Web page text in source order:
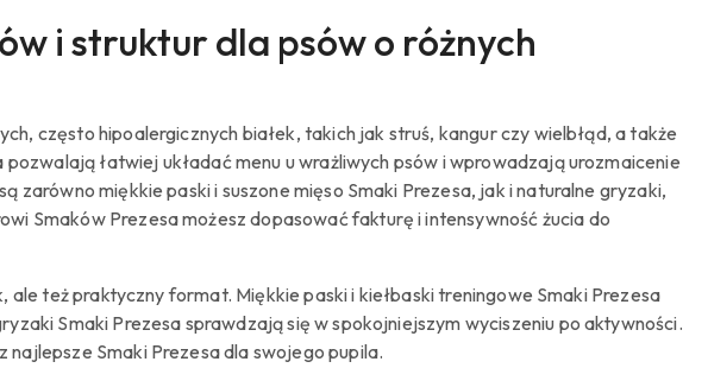
i struktur dla psów o różnych
często hipoalergicznych białek, takich jak struś, kangur czy wielbłąd, a także
łatwiej układać menu u wrażliwych psów i wprowadzają urozmaicenie
zarówno miękkie paski i suszone mięso Smaki Prezesa, jak i naturalne gryzaki,
Smaków Prezesa możesz dopasować fakturę i intensywność żucia do
też praktyczny format. Miękkie paski i kiełbaski treningowe Smaki Prezesa
Smaki Prezesa sprawdzają się w spokojniejszym wyciszeniu po aktywności.
Smaki Prezesa dla swojego pupila.